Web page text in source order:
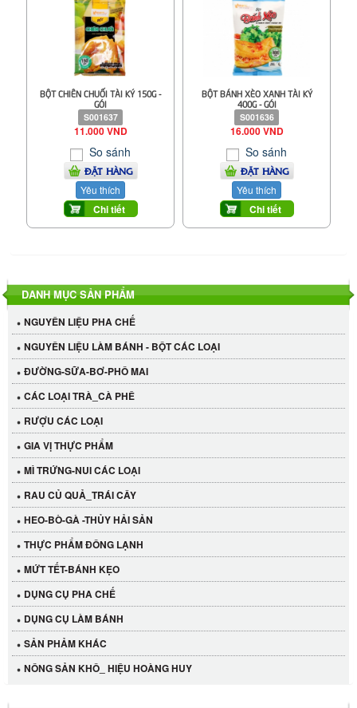
BỘT CHIÊN CHUỐI TÀI KÝ 150G -
GÓI
S001637
11.000 VND
So sánh
ĐẶT HÀNG
Yêu thích
Chi tiết
BỘT BÁNH XÈO XANH TÀI KÝ
400G - GÓI
S001636
16.000 VND
So sánh
ĐẶT HÀNG
Yêu thích
Chi tiết
DANH MỤC SẢN PHẨM
NGUYÊN LIỆU PHA CHẾ
NGUYÊN LIỆU LÀM BÁNH - BỘT CÁC LOẠI
ĐƯỜNG-SỮA-BƠ-PHÔ MAI
CÁC LOẠI TRÀ_CÀ PHÊ
RƯỢU CÁC LOẠI
GIA VỊ THỰC PHẨM
MÌ TRỨNG-NUI CÁC LOẠI
RAU CỦ QUẢ_TRÁI CÂY
HEO-BÒ-GÀ -THỦY HẢI SẢN
THỰC PHẨM ĐÔNG LẠNH
MỨT TẾT-BÁNH KẸO
DỤNG CỤ PHA CHẾ
DỤNG CỤ LÀM BÁNH
SẢN PHẢM KHÁC
NÔNG SẢN KHÔ_ HIỆU HOÀNG HUY
Cần Tây Đà Lạt
40.000 VND
LỐC 12 HỦ Tương xí muội LKK 260g